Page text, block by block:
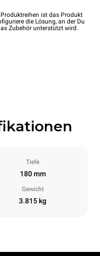
ist das Produkt
die Lösung, an der Du
Zubehör unterstützt wird.
Tiefe
180 mm
Gewicht
3.815 kg